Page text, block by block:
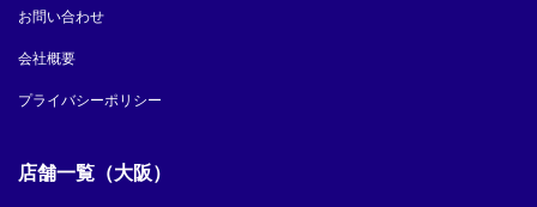
お問い合わせ
会社概要
プライバシーポリシー
店舗一覧（大阪）